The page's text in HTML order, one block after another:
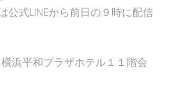
公式LINEから前日の９時に配信
浜平和プラザホテル１１階会